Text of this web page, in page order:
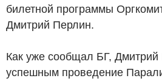
билетной программы
Дмитрий Перлин.
Как уже сообщал БГ, Дмитрий
успешным проведение